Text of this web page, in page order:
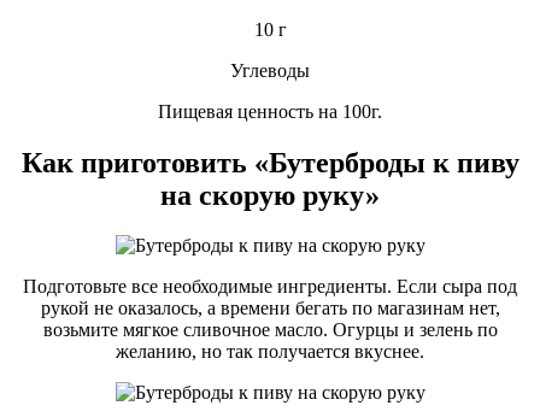
10 г
Углеводы
Пищевая ценность на 100г.
Как приготовить «Бутерброды к пиву
на скорую руку»
Подготовьте все необходимые ингредиенты. Если сыра под
рукой не оказалось, а времени бегать по магазинам нет,
возьмите мягкое сливочное масло. Огурцы и зелень по
желанию, но так получается вкуснее.